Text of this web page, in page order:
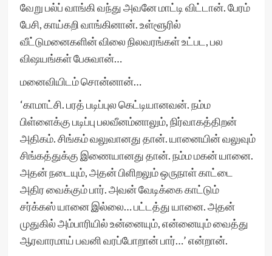
வேறு பல்ப் வாங்கி வந்து அவனே மாட்டி விட்டான். பேரம்
பேசி, காய்கறி வாங்கினான். உள்ளூரில்
வீட்டுமனைகளின் விலை நிலவரங்கள் உட்பட, பல
விஷயங்கள் பேசுவான்…
மனைவியிடம் சொன்னான்…
‘காமாட்சி. பரத் படிப்புல கெட்டியானவன். நம்ம
பிள்ளைக்கு படிப்பு பலவீனம்னாலும், நிர்வாகத்திறன்
அதிகம். சிங்கம் வலுவானது தான். யானையின் வலுவும்
சிங்கத்துக்கு இணையானது தான். நம்ம மகன் யானை.
அதன் நடையும், அதன் பிளிறலும் ஒருநாள் காட்டை
அதிர வைக்கும் பார். அவன் வேடிக்கை காட்டும்
சர்க்கஸ் யானை இல்லை… பட்டத்து யானை. அதன்
முதுகில் அம்பாரியில் உன்னையும், என்னையும் வைத்து
ஆரவாரமாய் பவனி வரப்போறான் பார்…’ என்றான்.